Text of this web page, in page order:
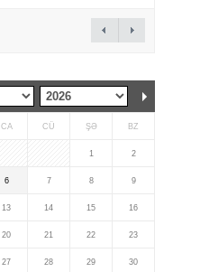
CA CÜ ŞƏ BZ
1 2
6 7 8 9
13 14 15 16
20 21 22 23
27 28 29 30